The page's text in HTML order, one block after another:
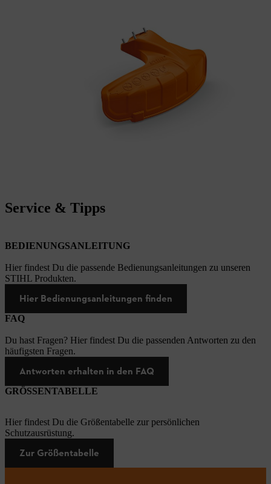
Service & Tipps
BEDIENUNGSANLEITUNG
Hier findest Du die passende Bedienungsanleitungen zu unseren
STIHL Produkten.
Hier Bedienungsanleitungen finden
FAQ
Du hast Fragen? Hier findest Du die passenden Antworten zu den
häufigsten Fragen.
Antworten erhalten in den FAQ
GRÖSSENTABELLE
Hier findest Du die Größentabelle zur persönlichen
Schutzausrüstung.
Zur Größentabelle